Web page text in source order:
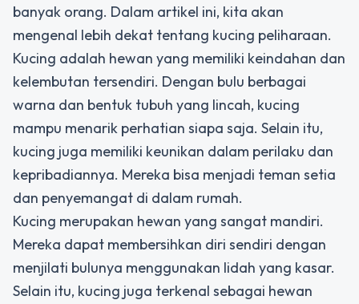
banyak orang. Dalam artikel ini, kita akan
mengenal lebih dekat tentang kucing peliharaan.
Kucing adalah hewan yang memiliki keindahan dan
kelembutan tersendiri. Dengan bulu berbagai
warna dan bentuk tubuh yang lincah, kucing
mampu menarik perhatian siapa saja. Selain itu,
kucing juga memiliki keunikan dalam perilaku dan
kepribadiannya. Mereka bisa menjadi teman setia
dan penyemangat di dalam rumah.
Kucing merupakan hewan yang sangat mandiri.
Mereka dapat membersihkan diri sendiri dengan
menjilati bulunya menggunakan lidah yang kasar.
Selain itu, kucing juga terkenal sebagai hewan